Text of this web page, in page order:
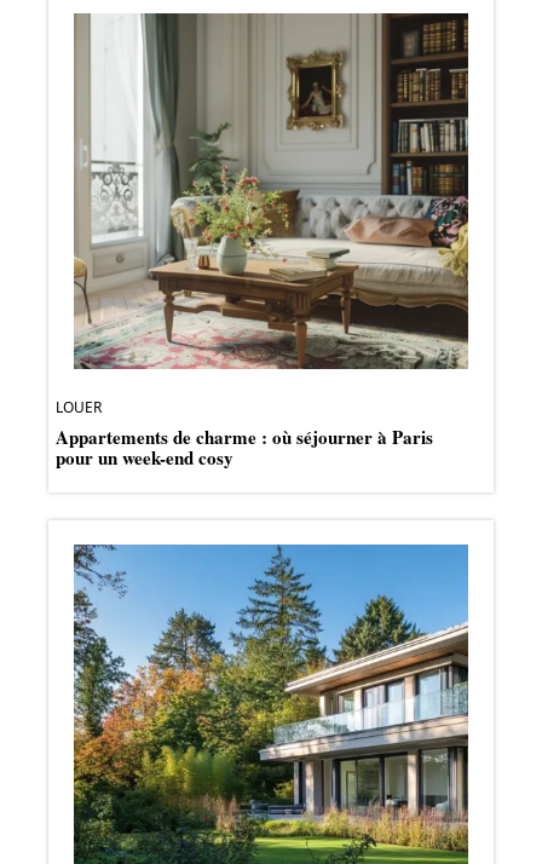
LOUER
Appartements de charme : où séjourner à Paris
pour un week-end cosy